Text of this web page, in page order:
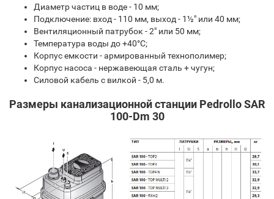
Диаметр частиц в воде - 10 мм;
Подключение: вход - 110 мм, выход - 1½" или 40 мм;
Вентиляционный патрубок - 2" или 50 мм;
Температура воды до +40°С;
Корпус емкости - армированный технополимер;
Корпус насоса - нержавеющая сталь + чугун;
Силовой кабель с вилкой - 5,0 м.
Размеры канализационной станции Pedrollo SAR
100-Dm 30